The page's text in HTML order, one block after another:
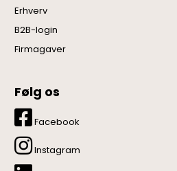
Erhverv
B2B-login
Firmagaver
Følg os
Facebook
Instagram